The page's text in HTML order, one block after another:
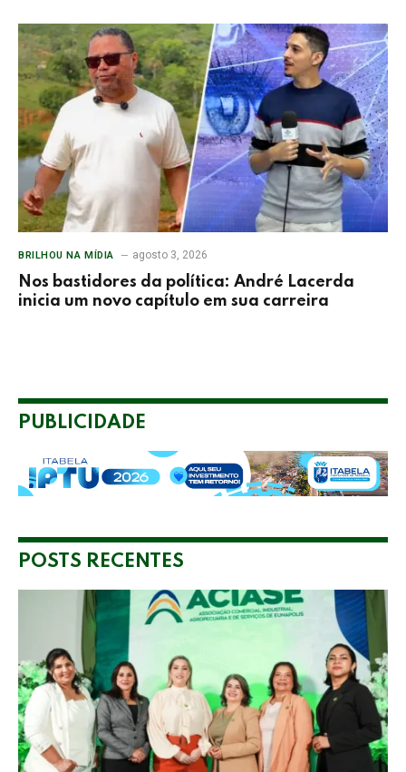
BRILHOU NA MÍDIA agosto 3, 2026
Nos bastidores da política: André Lacerda
inicia um novo capítulo em sua carreira
PUBLICIDADE
POSTS RECENTES